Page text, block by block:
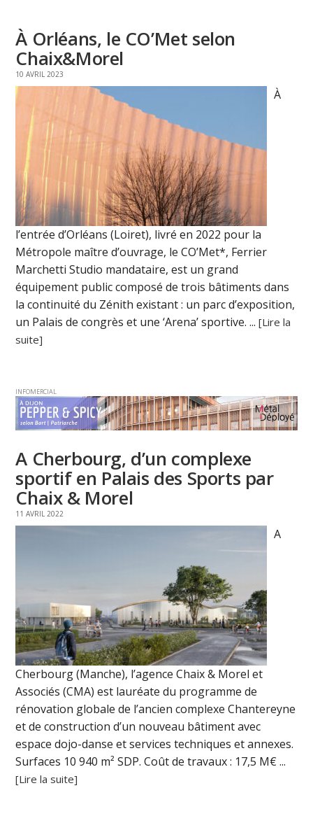
À Orléans, le CO’Met selon
Chaix&Morel
10 AVRIL 2023
À
l’entrée d’Orléans (Loiret), livré en 2022 pour la
Métropole maître d’ouvrage, le CO’Met*, Ferrier
Marchetti Studio mandataire, est un grand
équipement public composé de trois bâtiments dans
la continuité du Zénith existant : un parc d’exposition,
un Palais de congrès et une ‘Arena’ sportive. ...[Lire la
suite]
INFOMERCIAL
A Cherbourg, d’un complexe
sportif en Palais des Sports par
Chaix & Morel
11 AVRIL 2022
A
Cherbourg (Manche), l’agence Chaix & Morel et
Associés (CMA) est lauréate du programme de
rénovation globale de l’ancien complexe Chantereyne
et de construction d’un nouveau bâtiment avec
espace dojo-danse et services techniques et annexes.
Surfaces 10 940 m² SDP. Coût de travaux : 17,5 M€ ...
[Lire la suite]